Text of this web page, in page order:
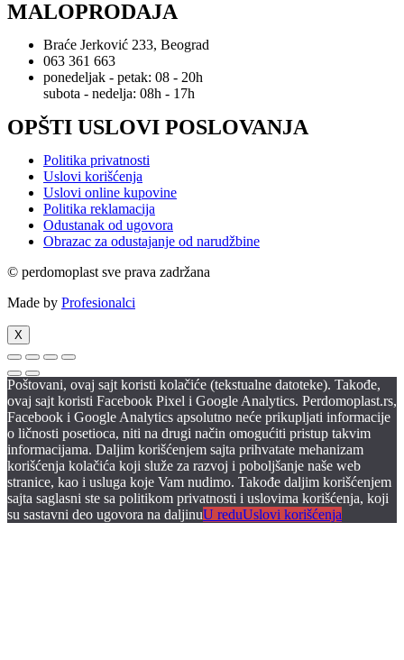
MALOPRODAJA
Braće Jerković 233, Beograd
063 361 663
ponedeljak - petak: 08 - 20h
subota - nedelja: 08h - 17h
OPŠTI USLOVI POSLOVANJA
Politika privatnosti
Uslovi korišćenja
Uslovi online kupovine
Politika reklamacija
Odustanak od ugovora
Obrazac za odustajanje od narudžbine
© perdomoplast sve prava zadržana
Made by Profesionalci
X
Poštovani, ovaj sajt koristi kolačiće (tekstualne datoteke). Takođe,
ovaj sajt koristi Facebook Pixel i Google Analytics. Perdomoplast.rs,
Facebook i Google Analytics apsolutno neće prikupljati informacije
o ličnosti posetioca, niti na drugi način omogućiti pristup takvim
informacijama. Daljim korišćenjem sajta prihvatate mehanizam
korišćenja kolačića koji služe za razvoj i poboljšanje naše web
stranice, kao i usluga koje Vam nudimo. Takođe daljim korišćenjem
sajta saglasni ste sa politikom privatnosti i uslovima korišćenja, koji
su sastavni deo ugovora na daljinuU reduUslovi korišćenja